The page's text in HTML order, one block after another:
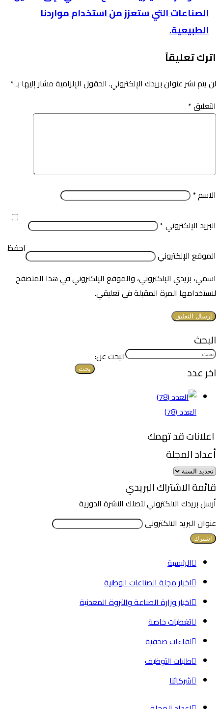
الصناعات التي ستعزز من استخدام مواردنا
الطبيعية.
اترك تعليقاً
لن يتم نشر عنوان بريدك الإلكتروني. الحقول الإلزامية مشار إليها بـ*
التعليق*
الاسم*
البريد الإلكتروني*
الموقع الإلكتروني
احفظ
اسمي، بريدي الإلكتروني، والموقع الإلكتروني في هذا المتصفح
لاستخدامها المرة المقبلة في تعليقي.
البحث
البحث عن:
اخر عدد
العدد (78)
اعلانات قد تهمك
أعداد المجلة
قائمة الاشتراك البريدي
أرسل بريدك الالكتروني لتصلك النشرة الدورية
عنوان البريد الالكترونى
الرئيسية
اخبار مجلة الصناعات الوطنية
اخبار وزارة الصناعة والثروة المعدنية
تغطيات خاصة
لقاءات صحفية
طلبات التوظيف
شركائنا